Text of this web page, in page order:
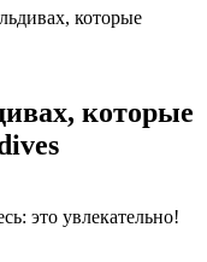
которые
которые
это увлекательно!